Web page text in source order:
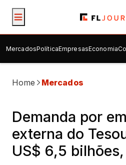
MercadosPolíticaEmpresasEconomia
Home Mercados
Demanda por
externa do
US$ 6,5